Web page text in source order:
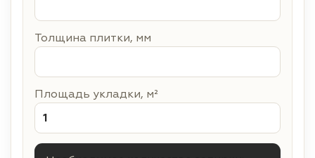
Толщина плитки, мм
Площадь укладки, м²